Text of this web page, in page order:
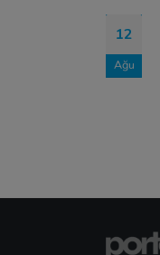
12
Ağu